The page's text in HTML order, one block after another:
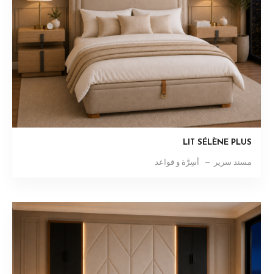
LIT SÉLÈNE PLUS
أسِرَّة و قواعد مسند سرير